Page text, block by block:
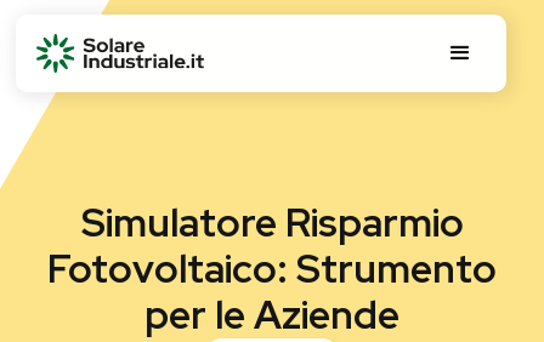
Simulatore Risparmio
Fotovoltaico: Strumento
per le Aziende